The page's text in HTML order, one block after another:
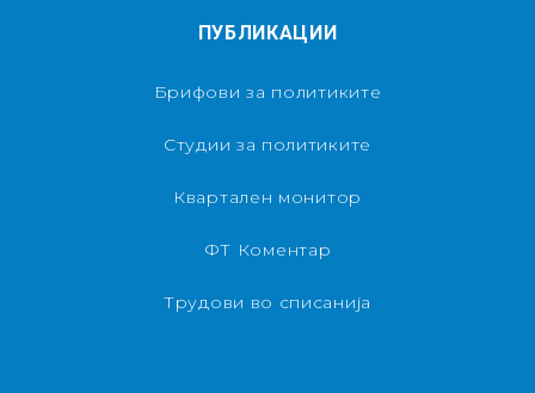
ПУБЛИКАЦИИ
Брифови за политиките
Студии за политиките
Квартален монитор
ФТ Коментар
Трудови во списанија